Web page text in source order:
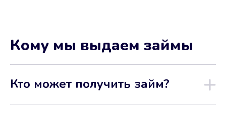
Кому мы выдаем займы
Кто может получить займ?